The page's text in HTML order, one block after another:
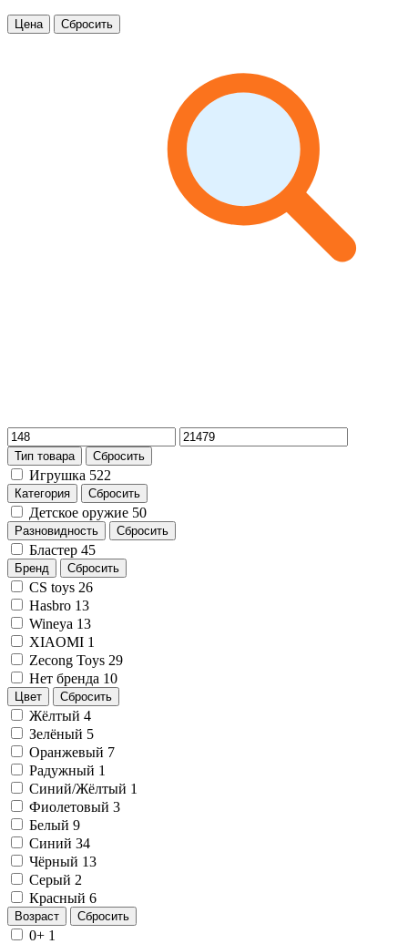
Цена Сбросить
Тип товара Сбросить
Игрушка 522
Категория Сбросить
Детское оружие 50
Разновидность Сбросить
Бластер 45
Бренд Сбросить
CS toys 26
Hasbro 13
Wineya 13
XIAOMI 1
Zecong Toys 29
Нет бренда 10
Цвет Сбросить
Жёлтый 4
Зелёный 5
Оранжевый 7
Радужный 1
Синий/Жёлтый 1
Фиолетовый 3
Белый 9
Синий 34
Чёрный 13
Серый 2
Красный 6
Возраст Сбросить
0+ 1